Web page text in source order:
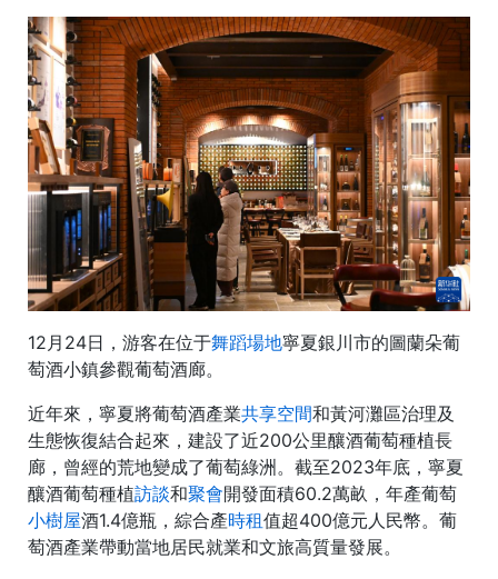
12月24日，游客在位于舞蹈場地寧夏銀川市的圖蘭朵葡
萄酒小鎮參觀葡萄酒廊。
近年來，寧夏將葡萄酒產業共享空間和黃河灘區治理及
生態恢復結合起來，建設了近200公里釀酒葡萄種植長
廊，曾經的荒地變成了葡萄綠洲。截至2023年底，寧夏
釀酒葡萄種植訪談和聚會開發面積60.2萬畝，年產葡萄
小樹屋酒1.4億瓶，綜合產時租值超400億元人民幣。葡
萄酒產業帶動當地居民就業和文旅高質量發展。